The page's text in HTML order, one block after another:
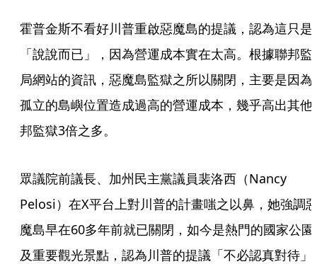
霍普金斯不看好川普重啟惡魔島的提議，認為這只是
「說說而已」，因為營運成本實在太高。根據聯邦監
局網站的資訊，惡魔島監獄之所以關閉，主要是因為
孤立的島嶼位置造成過高的營運成本，幾乎高出其他
邦監獄3倍之多。
眾議院前議長、加州民主黨議員裴洛西（Nancy
Pelosi）在X平台上對川普的計畫嗤之以鼻，她強調
魔島早在60多年前就已關閉，如今是熱門的國家公園
及重要觀光景點，認為川普的提議「不必認真對待」